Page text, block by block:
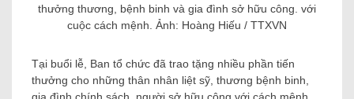
thưởng thương, bệnh binh và gia đình sở hữu công. với
cuộc cách mệnh. Ảnh: Hoàng Hiếu / TTXVN
Tại buổi lễ, Ban tổ chức đã trao tặng nhiều phần tiến
thưởng cho những thân nhân liệt sỹ, thương bệnh binh,